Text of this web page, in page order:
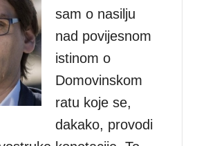
sam o nasilju
nad povijesnom
istinom o
Domovinskom
ratu koje se,
dakako, provodi